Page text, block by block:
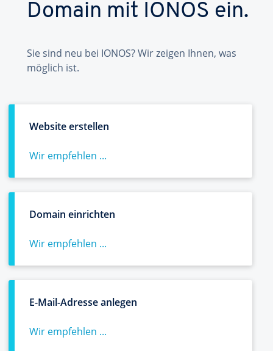
Domain mit IONOS ein.
Sie sind neu bei IONOS? Wir zeigen Ihnen, was
möglich ist.
Website erstellen
Wir empfehlen ...
Domain einrichten
Wir empfehlen ...
E-Mail-Adresse anlegen
Wir empfehlen ...